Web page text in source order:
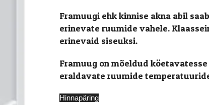
Framuugi ehk kinnise akna abil
erinevate ruumide vahele.
erinevaid siseuksi.
Framuug on mõeldud
eraldavate ruumide
Hinnapäring